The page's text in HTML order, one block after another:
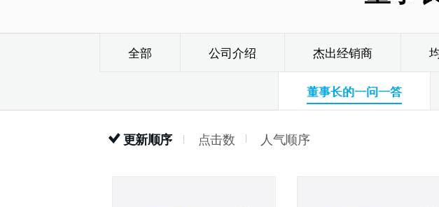
全部 公司介绍 杰出经销商
董事长的一问一答
更新顺序 点击数 人气顺序